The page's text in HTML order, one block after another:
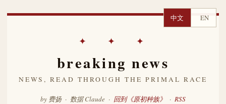
中文 EN
✦ ✦ ✦
breaking news
NEWS, READ THROUGH THE PRIMAL RACE
by 费扬 · 数据 Claude · 回到《原初种族》 · RSS